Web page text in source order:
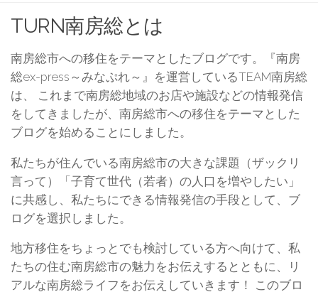
TURN南房総とは
南房総市への移住をテーマとしたブログです。『南房
総ex-press～みなぷれ～』を運営しているTEAM南房総
は、 これまで南房総地域のお店や施設などの情報発信
をしてきましたが、南房総市への移住をテーマとした
ブログを始めることにしました。
私たちが住んでいる南房総市の大きな課題（ザックリ
言って）「子育て世代（若者）の人口を増やしたい」
に共感し、私たちにできる情報発信の手段として、ブ
ログを選択しました。
地方移住をちょっとでも検討している方へ向けて、私
たちの住む南房総市の魅力をお伝えするとともに、リ
アルな南房総ライフをお伝えしていきます！ このブロ